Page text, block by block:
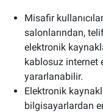
Misafir
salonlarından,
elektronik
kablosuz internet
yararlanabilir.
Elektronik
bilgisayarlardan